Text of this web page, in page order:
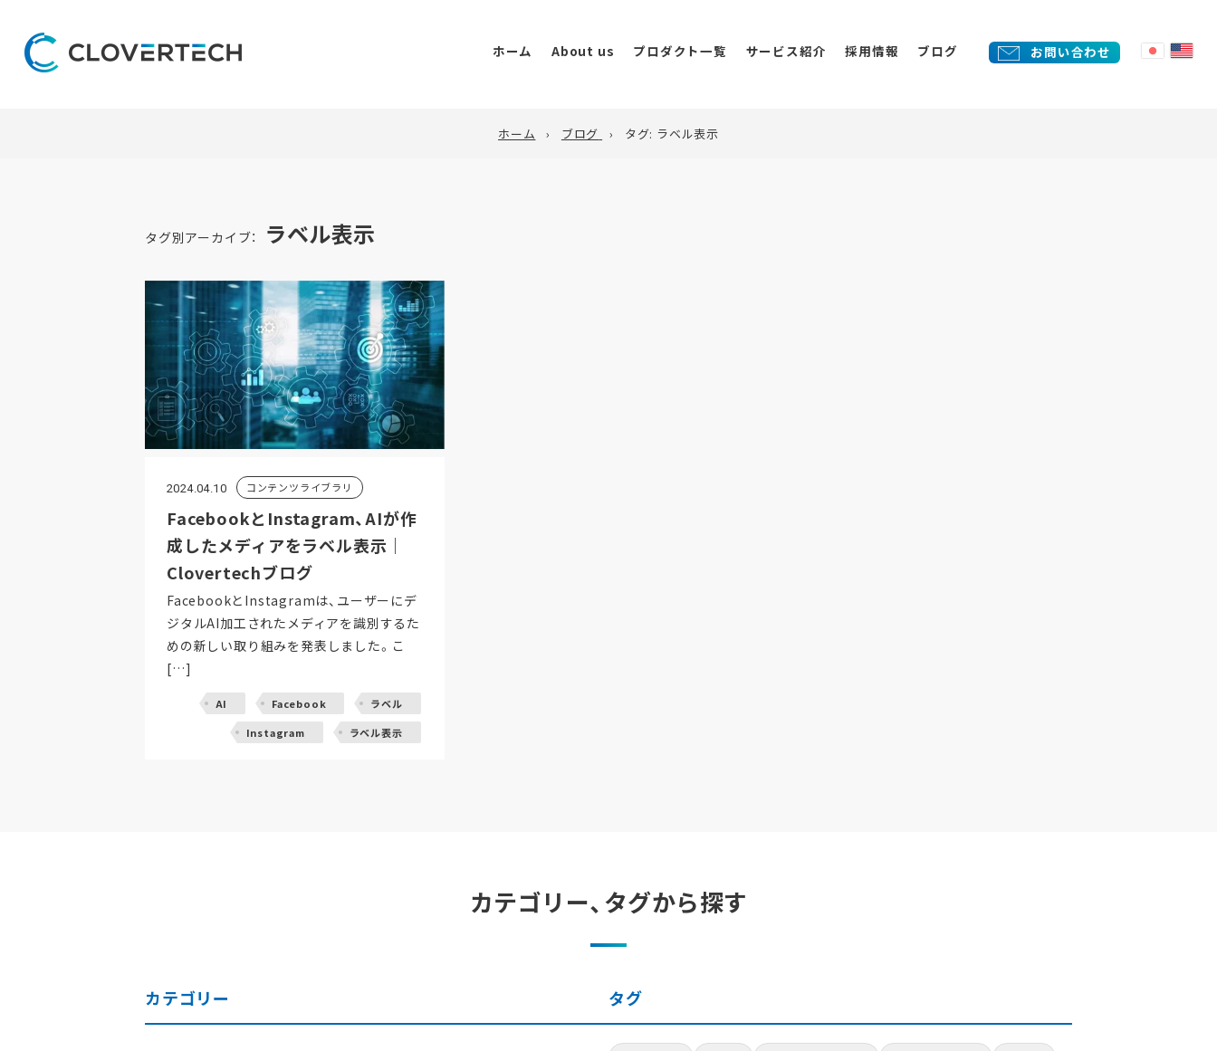
ホーム About us プロダクト一覧
Clover Live
サービス紹介 採用情報 ブログ お問い合わせ
ホーム ブログ タグ: ラベル表示
タグ別アーカイブ： ラベル表示
2024.04.10 コンテンツライブラリ
FacebookとInstagram、AIが作
成したメディアをラベル表示｜
Clovertechブログ
FacebookとInstagramは、ユーザーにデ
ジタルAI加工されたメディアを識別するた
めの新しい取り組みを発表しました。こ
[…]
AI Facebook
ラベル
Instagram
ラベル表示
カテゴリー、タグから探す
カテゴリー タグ